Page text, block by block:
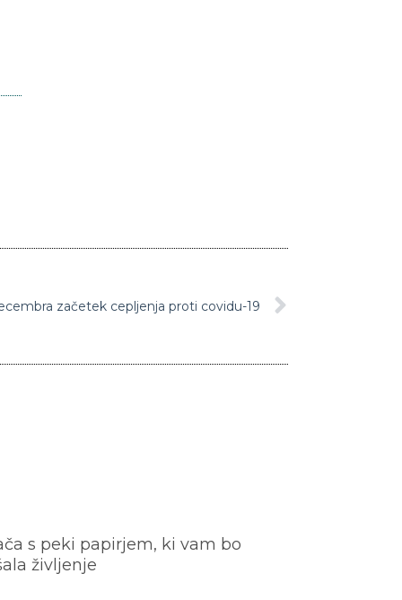
začetek cepljenja proti covidu-19
s peki papirjem, ki vam bo
življenje